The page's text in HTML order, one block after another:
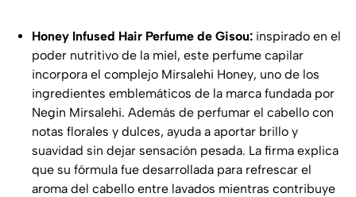
Honey Infused Hair Perfume de Gisou: inspirado en el
poder nutritivo de la miel, este perfume capilar
incorpora el complejo Mirsalehi Honey, uno de los
ingredientes emblemáticos de la marca fundada por
Negin Mirsalehi. Además de perfumar el cabello con
notas florales y dulces, ayuda a aportar brillo y
suavidad sin dejar sensación pesada. La firma explica
que su fórmula fue desarrollada para refrescar el
aroma del cabello entre lavados mientras contribuye